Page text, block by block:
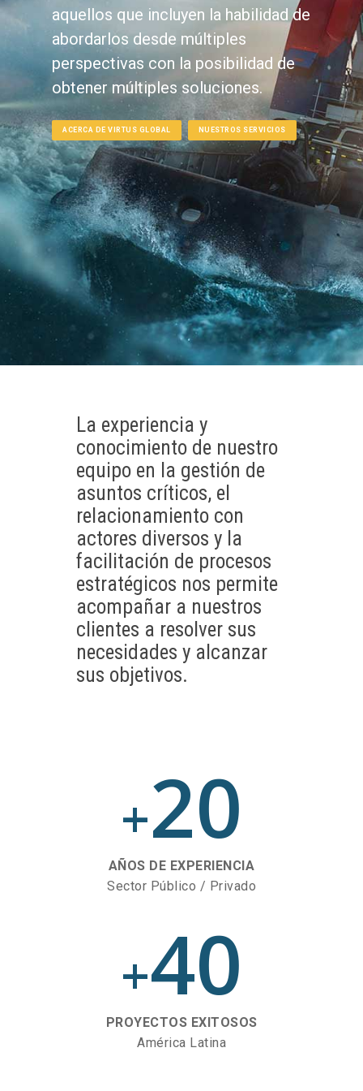
aquellos que incluyen la habilidad de
abordarlos desde múltiples
perspectivas con la posibilidad de
obtener múltiples soluciones.
ACERCA DE VIRTUS GLOBAL NUESTROS SERVICIOS
La experiencia y
conocimiento de nuestro
equipo en la gestión de
asuntos críticos, el
relacionamiento con
actores diversos y la
facilitación de procesos
estratégicos nos permite
acompañar a nuestros
clientes a resolver sus
necesidades y alcanzar
sus objetivos.
+20
AÑOS DE EXPERIENCIA
Sector Público / Privado
+40
PROYECTOS EXITOSOS
América Latina